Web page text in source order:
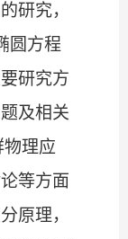
研究，
圆方程
研究方
及相关
物理应
等方面
原理，